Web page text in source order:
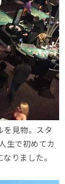
を見物。スタ
生で初めてカ
りました。